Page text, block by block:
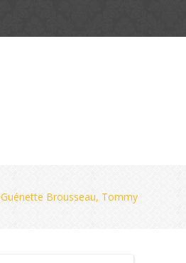
Guénette Brousseau, Tommy